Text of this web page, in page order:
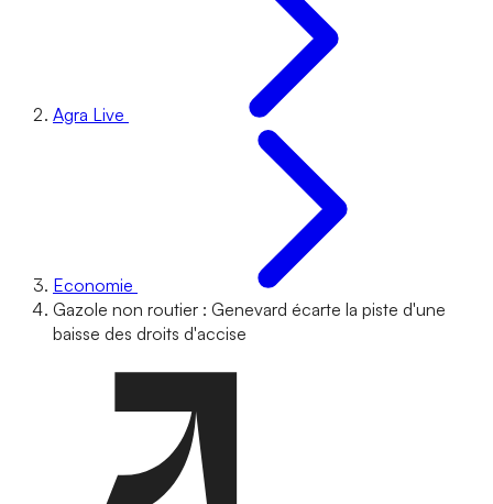
Agra Live
Economie
Gazole non routier : Genevard écarte la piste d'une
baisse des droits d'accise